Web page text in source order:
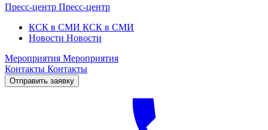
Пресс-центр Пресс-центр
КСК в СМИ КСК в СМИ
Новости Новости
Мероприятия Мероприятия
Контакты Контакты
Отправить заявку